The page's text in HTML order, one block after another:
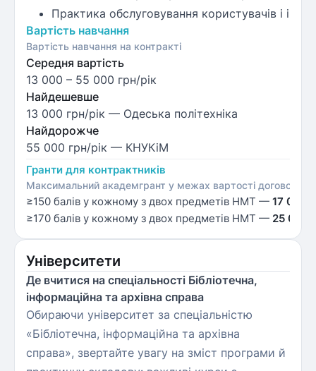
Практика обслуговування користувачів і
Вартість навчання
Вартість навчання на контракті
Середня вартість
13 000 – 55 000 грн/рік
Найдешевше
13 000 грн/рік — Одеська політехніка
Найдорожче
55 000 грн/рік — КНУКіМ
Гранти для контрактників
Максимальний академгрант у межах вартості договору;
≥150 балів у кожному з двох предметів НМТ — 17 000
≥170 балів у кожному з двох предметів НМТ — 25 000
Університети
Де вчитися на спеціальності Бібліотечна,
інформаційна та архівна справа
Обираючи університет за спеціальністю
«Бібліотечна, інформаційна та архівна
справа», звертайте увагу на зміст програми й